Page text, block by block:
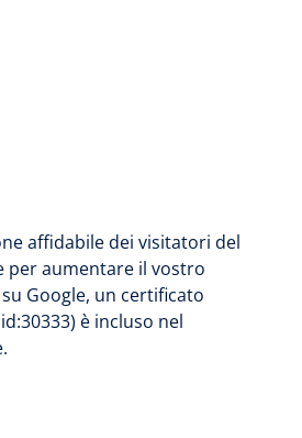
affidabile dei visitatori del
per aumentare il vostro
Google, un certificato
è incluso nel